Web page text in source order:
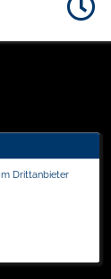
Drittanbieter